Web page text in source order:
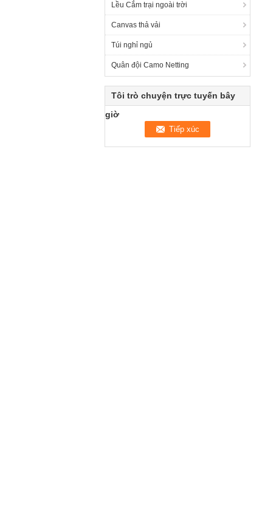
Lều Cắm trại ngoài trời
Canvas thả vải
Túi nghỉ ngủ
Quân đội Camo Netting
Tôi trò chuyện trực tuyến bây
giờ